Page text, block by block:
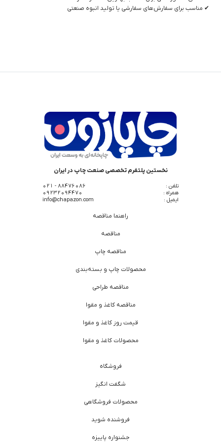
✔ مناسب برای سفارش‌های سفارشی یا تولید انبوه صنعتی
نخستین پلتفرم تخصصی صنعت چاپ در ایران
تلفن :
88476086 - 021
همراه :
09232094470
ایمیل :
info@chapazon.com
راهنما مناقصه
مناقصه
مناقصه چاپ
محصولات چاپ و بسته‌بندی
مناقصه طراحی
مناقصه کاغذ و مقوا
قیمت روز کاغذ و مقوا
محصولات کاغذ و مقوا
فروشگاه
شگفت انگیز
محصولات فروشگاهی
فروشنده شوید
جشنواره پاییزه